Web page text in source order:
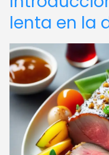
lenta en la